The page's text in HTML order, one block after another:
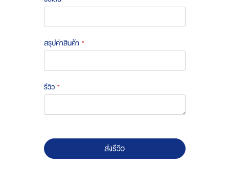
สรุปค่าสินค้า
รีวิว
ส่งรีวิว